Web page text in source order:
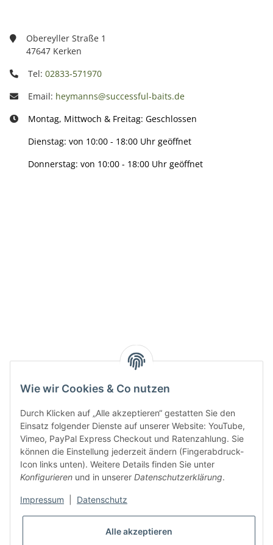
Wie wir Cookies & Co nutzen
Durch Klicken auf „Alle akzeptieren“ gestatten Sie den
Einsatz folgender Dienste auf unserer Website: YouTube,
Vimeo, PayPal Express Checkout und Ratenzahlung. Sie
können die Einstellung jederzeit ändern (Fingerabdruck-
Icon links unten). Weitere Details finden Sie unter
Konfigurieren und in unserer Datenschutzerklärung.
Impressum Datenschutz
Alle akzeptieren
Obereyller Straße 1
47647 Kerken
Tel: 02833-571970
Email: heymanns@successful-baits.de
Montag, Mittwoch & Freitag: Geschlossen
Dienstag: von 10:00 - 18:00 Uhr geöffnet
Donnerstag: von 10:00 - 18:00 Uhr geöffnet
Gesetzliche Informationen
* Alle Preise inkl. gesetzlicher USt., zzgl.